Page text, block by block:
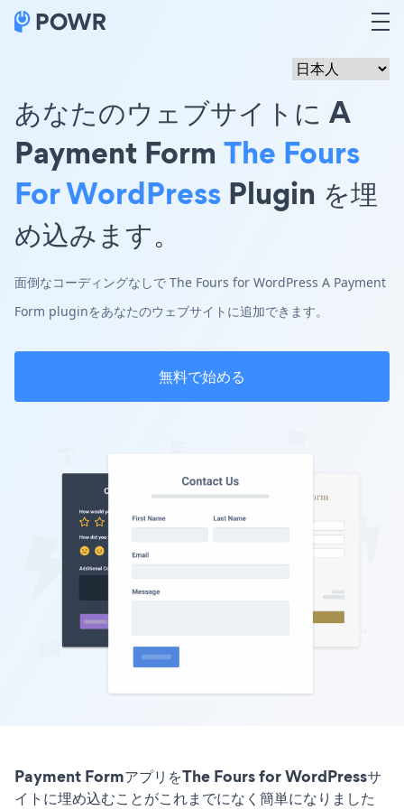
あなたのウェブサイトに A
Payment Form The Fours
For WordPress Plugin を埋
め込みます。
面倒なコーディングなしで The Fours for WordPress A Payment
Form pluginをあなたのウェブサイトに追加できます。
無料で始める
Payment FormアプリをThe Fours for WordPressサ
イトに埋め込むことがこれまでになく簡単になりました